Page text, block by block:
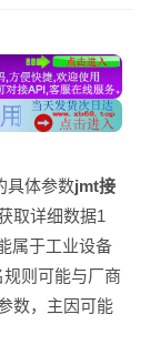
具体参数jmt接
取详细数据1
属于工业设备
规则可能与厂商
数，主因可能